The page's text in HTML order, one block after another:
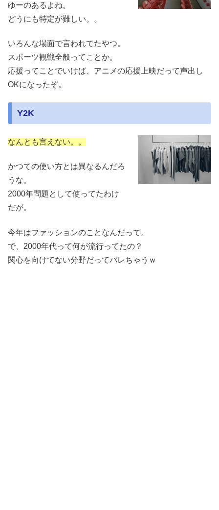
ゆーのあるよね。
どうにも特定が難しい。。
いろんな場面で言われてたやつ。
スポーツ観戦全般ってことか。
応援ってことでいけば、アニメの応援上映だって声出し
OKになったぞ。
Y2K
なんとも言えない。。
かつての使い方とは異なるんだろ
うな。
2000年問題として使ってたわけ
だが。
今年はファッションのことなんだって。
で、2000年代って何が流行ってたの？
関心を向けてない分野だってバレちゃうｗ